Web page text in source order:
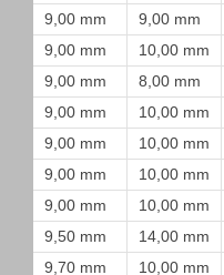
9,00 mm
9,00 mm
9,00 mm
10,00 mm
9,00 mm
8,00 mm
9,00 mm
10,00 mm
9,00 mm
10,00 mm
9,00 mm
10,00 mm
9,00 mm
10,00 mm
9,50 mm
14,00 mm
9,70 mm
10,00 mm